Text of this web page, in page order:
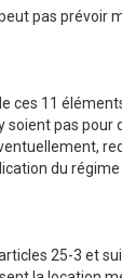
pas prévoir
ces 11
soient pas pour
du
25-3 et